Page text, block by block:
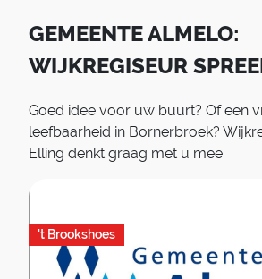
GEMEENTE ALMELO:
WIJKREGISEUR
Goed idee voor uw buurt? Of een
leefbaarheid in Bornerbroek?
Elling denkt graag met u mee.
't Brookshoes